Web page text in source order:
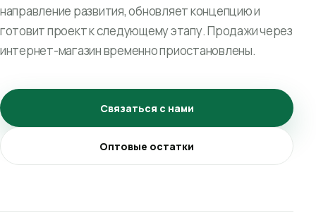
направление развития, обновляет концепцию и
готовит проект к следующему этапу. Продажи через
интернет-магазин временно приостановлены.
Связаться с нами
Оптовые остатки